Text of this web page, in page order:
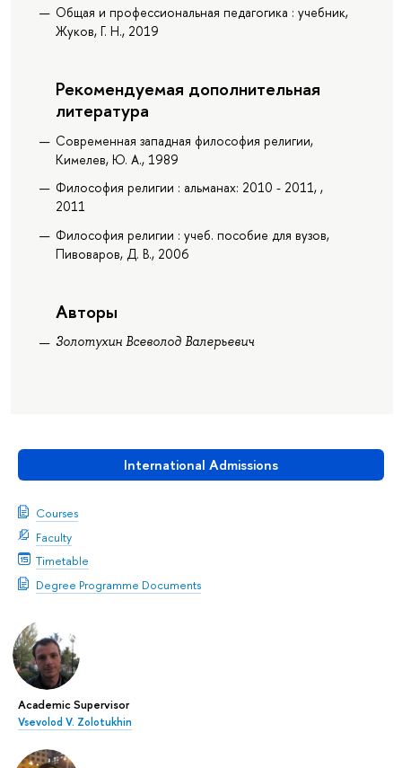
International Admissions
Courses
Faculty
Timetable
Degree Programme Documents
Academic Supervisor
Vsevolod V. Zolotukhin
Общая и профессиональная педагогика : учебник,
Жуков, Г. Н., 2019
Рекомендуемая дополнительная
литература
Современная западная философия религии,
Кимелев, Ю. А., 1989
Философия религии : альманах: 2010 - 2011, ,
2011
Философия религии : учеб. пособие для вузов,
Пивоваров, Д. В., 2006
Авторы
Золотухин Всеволод Валерьевич